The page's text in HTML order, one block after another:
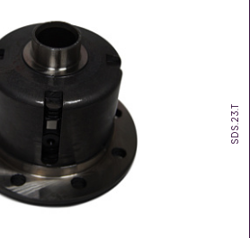
SDS.23.T